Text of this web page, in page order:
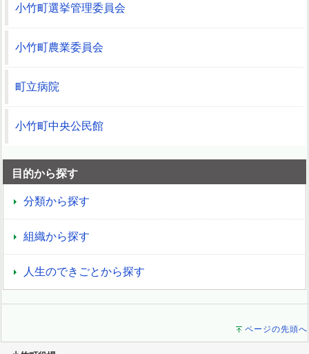
小竹町選挙管理委員会
小竹町農業委員会
町立病院
小竹町中央公民館
目的から探す
分類から探す
組織から探す
人生のできごとから探す
ページの先頭へ